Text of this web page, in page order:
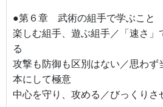
●第６章 武術の組手で学ぶこと
楽しむ組手、遊ぶ組手／「速さ
る
攻撃も防御も区別はない／思わず
本にして極意
中心を守り、攻める／びっくりさ